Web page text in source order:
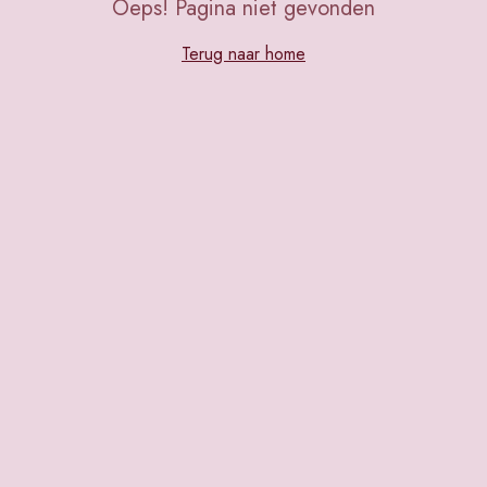
Oeps! Pagina niet gevonden
Terug naar home